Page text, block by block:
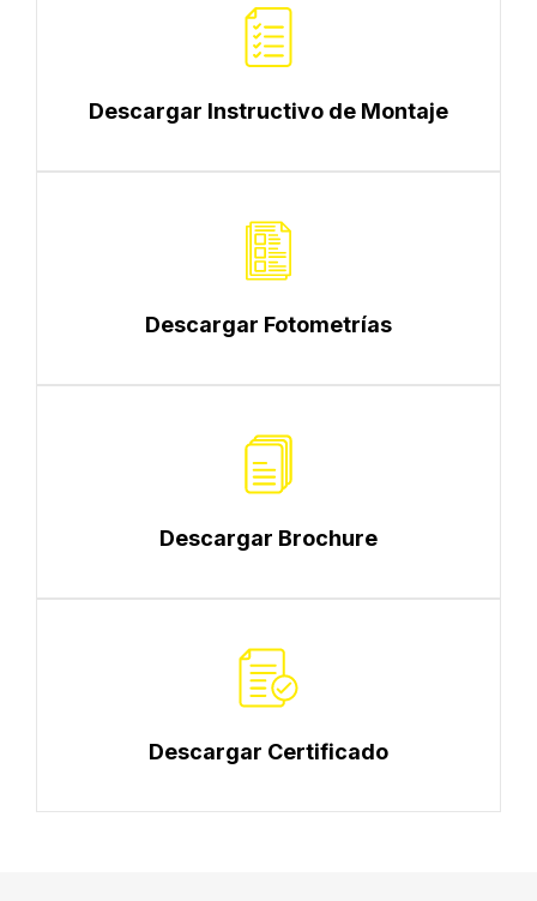
Descargar Instructivo de Montaje
Descargar Fotometrías
Descargar Brochure
Descargar Certificado